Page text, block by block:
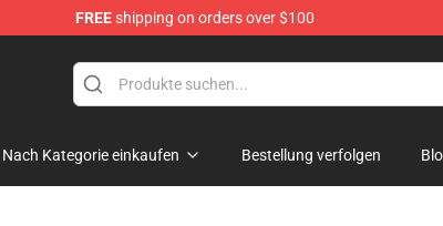
FREEshipping on orders over $100
Nach Kategorie einkaufen Bestellung verfolgen